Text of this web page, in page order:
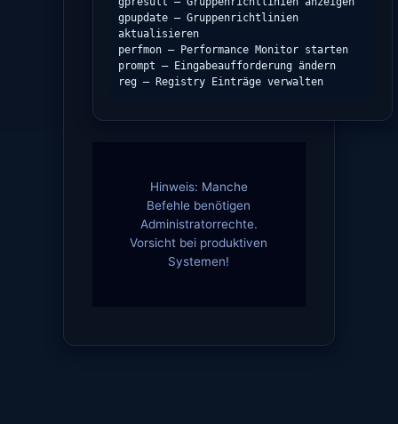
gpupdate – Gruppenrichtlinien
aktualisieren
perfmon – Performance Monitor starten
prompt – Eingabeaufforderung ändern
reg – Registry Einträge verwalten
Hinweis: Manche
Befehle benötigen
Administratorrechte.
Vorsicht bei produktiven
Systemen!